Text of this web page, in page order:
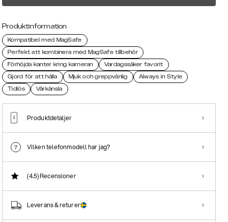
Produktinformation
Kompatibel med MagSafe
Perfekt att kombinera med MagSafe tillbehör
Förhöjda kanter kring kameran
Vardagssäker favorit
Gjord för att hålla
Mjuk och greppvänlig
Always in Style
Tidlös
Vårkänsla
Produktdetaljer
Vilken telefonmodell har jag?
(4.5)Recensioner
Leverans & returer